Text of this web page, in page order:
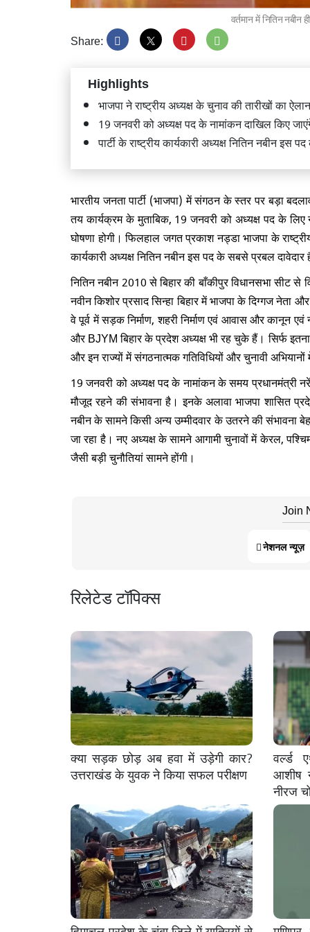
वर्तमान में नितिन
Share:
Highlights
भाजपा ने राष्ट्रीय अध्यक्ष के चुनाव की तारीखों का
19 जनवरी को अध्यक्ष पद के नामांकन दाखिल किए
पार्टी के राष्ट्रीय कार्यकारी अध्यक्ष नितिन नबीन
भारतीय जनता पार्टी (भाजपा) में संगठन के स्तर पर बड़ा
तय कार्यक्रम के मुताबिक, 19 जनवरी को अध्यक्ष पद के
घोषणा होगी। फिलहाल जगत प्रकाश नड्डा भाजपा के
कार्यकारी अध्यक्ष नितिन नबीन इस पद के सबसे प्रबल
नितिन नबीन 2010 से बिहार की बाँकीपुर विधानसभा
नवीन किशोर प्रसाद सिन्हा बिहार में भाजपा के दिग्गज
वे पूर्व में सड़क निर्माण, शहरी निर्माण एवं आवास और कानून
और BJYM बिहार के प्रदेश अध्यक्ष भी रह चुके हैं। सिर्फ
और इन राज्यों में संगठनात्मक गतिविधियों और चुनावी अभियानों
19 जनवरी को अध्यक्ष पद के नामांकन के समय प्रधानमंत्री
मौजूद रहने की संभावना है। इनके अलावा भाजपा शासित
नबीन के सामने किसी अन्य उम्मीदवार के उतरने की संभावना
जा रहा है। नए अध्यक्ष के सामने आगामी चुनावों में केरल,
जैसी बड़ी चुनौतियां सामने होंगी।
Join
नेशनल न्यूज़
रिलेटेड टॉपिक्स
क्या सड़क छोड़ अब हवा में उड़ेगी कार?
उत्तराखंड के युवक ने किया सफल परीक्षण
वर्ल्ड
आशीष
नीरज
केंद्रीय
किया
CJP
राहुल